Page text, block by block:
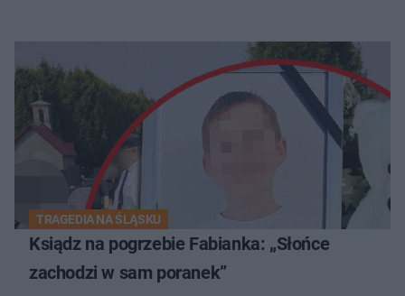
TRAGEDIA NA ŚLĄSKU
Ksiądz na pogrzebie Fabianka: „Słońce
zachodzi w sam poranek”